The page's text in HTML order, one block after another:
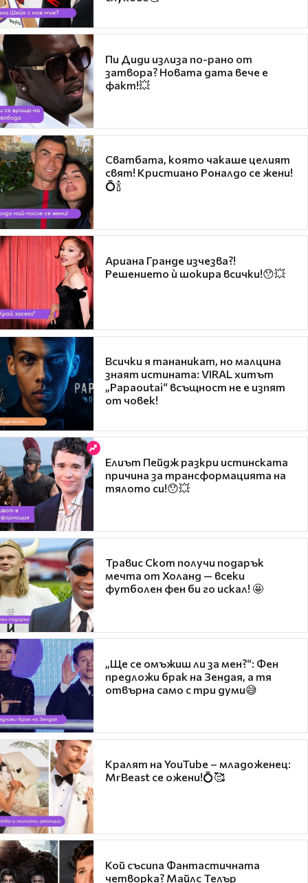
Пи Диди излиза по-рано от
затвора? Новата дата вече е
факт!💥
Сватбата, която чакаше целият
свят! Кристиано Роналдо се жени!
💍🍾
Ариана Гранде изчезва?!
Решението ѝ шокира всички!😯💥
Всички я тананикат, но малцина
знаят истината: VIRAL хитът
„Papaoutai“ всъщност не е изпят
от човек!
Елиът Пейдж разкри истинската
причина за трансформацията на
тялото си!😯💥
Травис Скот получи подарък
мечта от Холанд — всеки
футболен фен би го искал! 🤩
„Ще се омъжиш ли за мен?“: Фен
предложи брак на Зендая, а тя
отвърна само с три думи😅
Кралят на YouTube – младоженец:
MrBeast се ожени!💍🥰
Кой съсипа Фантастичната
четворка? Майлс Телър